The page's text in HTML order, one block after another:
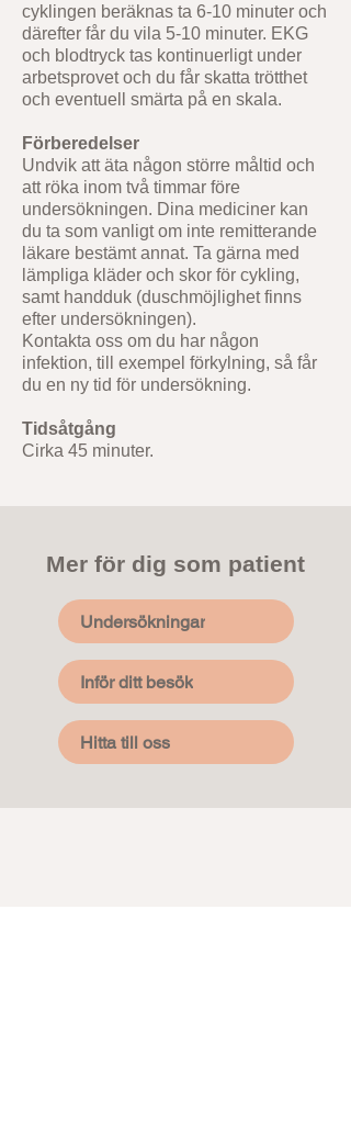
cyklingen beräknas ta 6-10 minuter och
därefter får du vila 5-10 minuter. EKG
och blodtryck tas kontinuerligt under
arbetsprovet och du får skatta trötthet
och eventuell smärta på en skala.
Förberedelser
Undvik att äta någon större måltid och
att röka inom två timmar före
undersökningen. Dina mediciner kan
du ta som vanligt om inte remitterande
läkare bestämt annat. Ta gärna med
lämpliga kläder och skor för cykling,
samt handduk (duschmöjlighet finns
efter undersökningen).
Kontakta oss om du har någon
infektion, till exempel förkylning, så får
du en ny tid för undersökning.
Tidsåtgång
Cirka 45 minuter.
Mer för dig som patient
Undersökningar
Inför ditt besök
Hitta till oss